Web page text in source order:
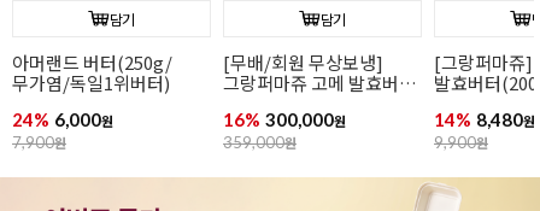
담기
[그랑퍼마쥬] 고메
발효버터(200g/무가염/
14% 8,480원
9,900원
담기
[무배/회원 무상보냉]
그랑퍼마쥬 고메 발효버터
프랑스)
16% 300,000원
359,000원
[그랑퍼마쥬]
발효버터
15% 8,480원
9,990원